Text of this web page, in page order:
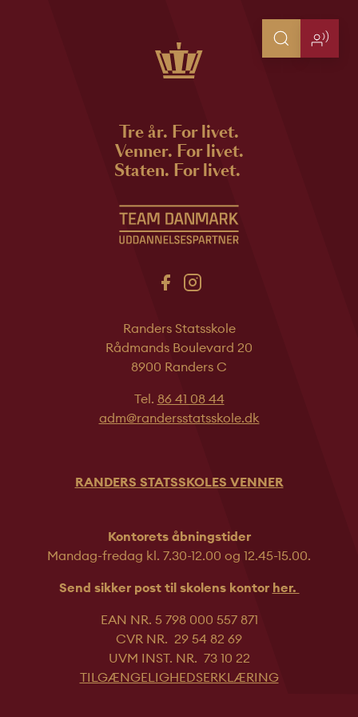
Tre år. For livet.
Venner. For livet.
Staten. For livet.
Randers Statsskole
Rådmands Boulevard 20
8900 Randers C
Tel. 86 41 08 44
adm@randersstatsskole.dk
RANDERS STATSSKOLES VENNER
Kontorets åbningstider
Mandag-fredag kl. 7.30-12.00 og 12.45-15.00.
Send sikker post til skolens kontor her.
EAN NR. 5 798 000 557 871
CVR NR. 29 54 82 69
UVM INST. NR. 73 10 22
TILGÆNGELIGHEDSERKLÆRING